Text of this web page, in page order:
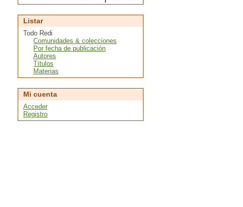
Listar
Todo Redi
Comunidades & colecciones
Por fecha de publicación
Autores
Títulos
Materias
Mi cuenta
Acceder
Registro